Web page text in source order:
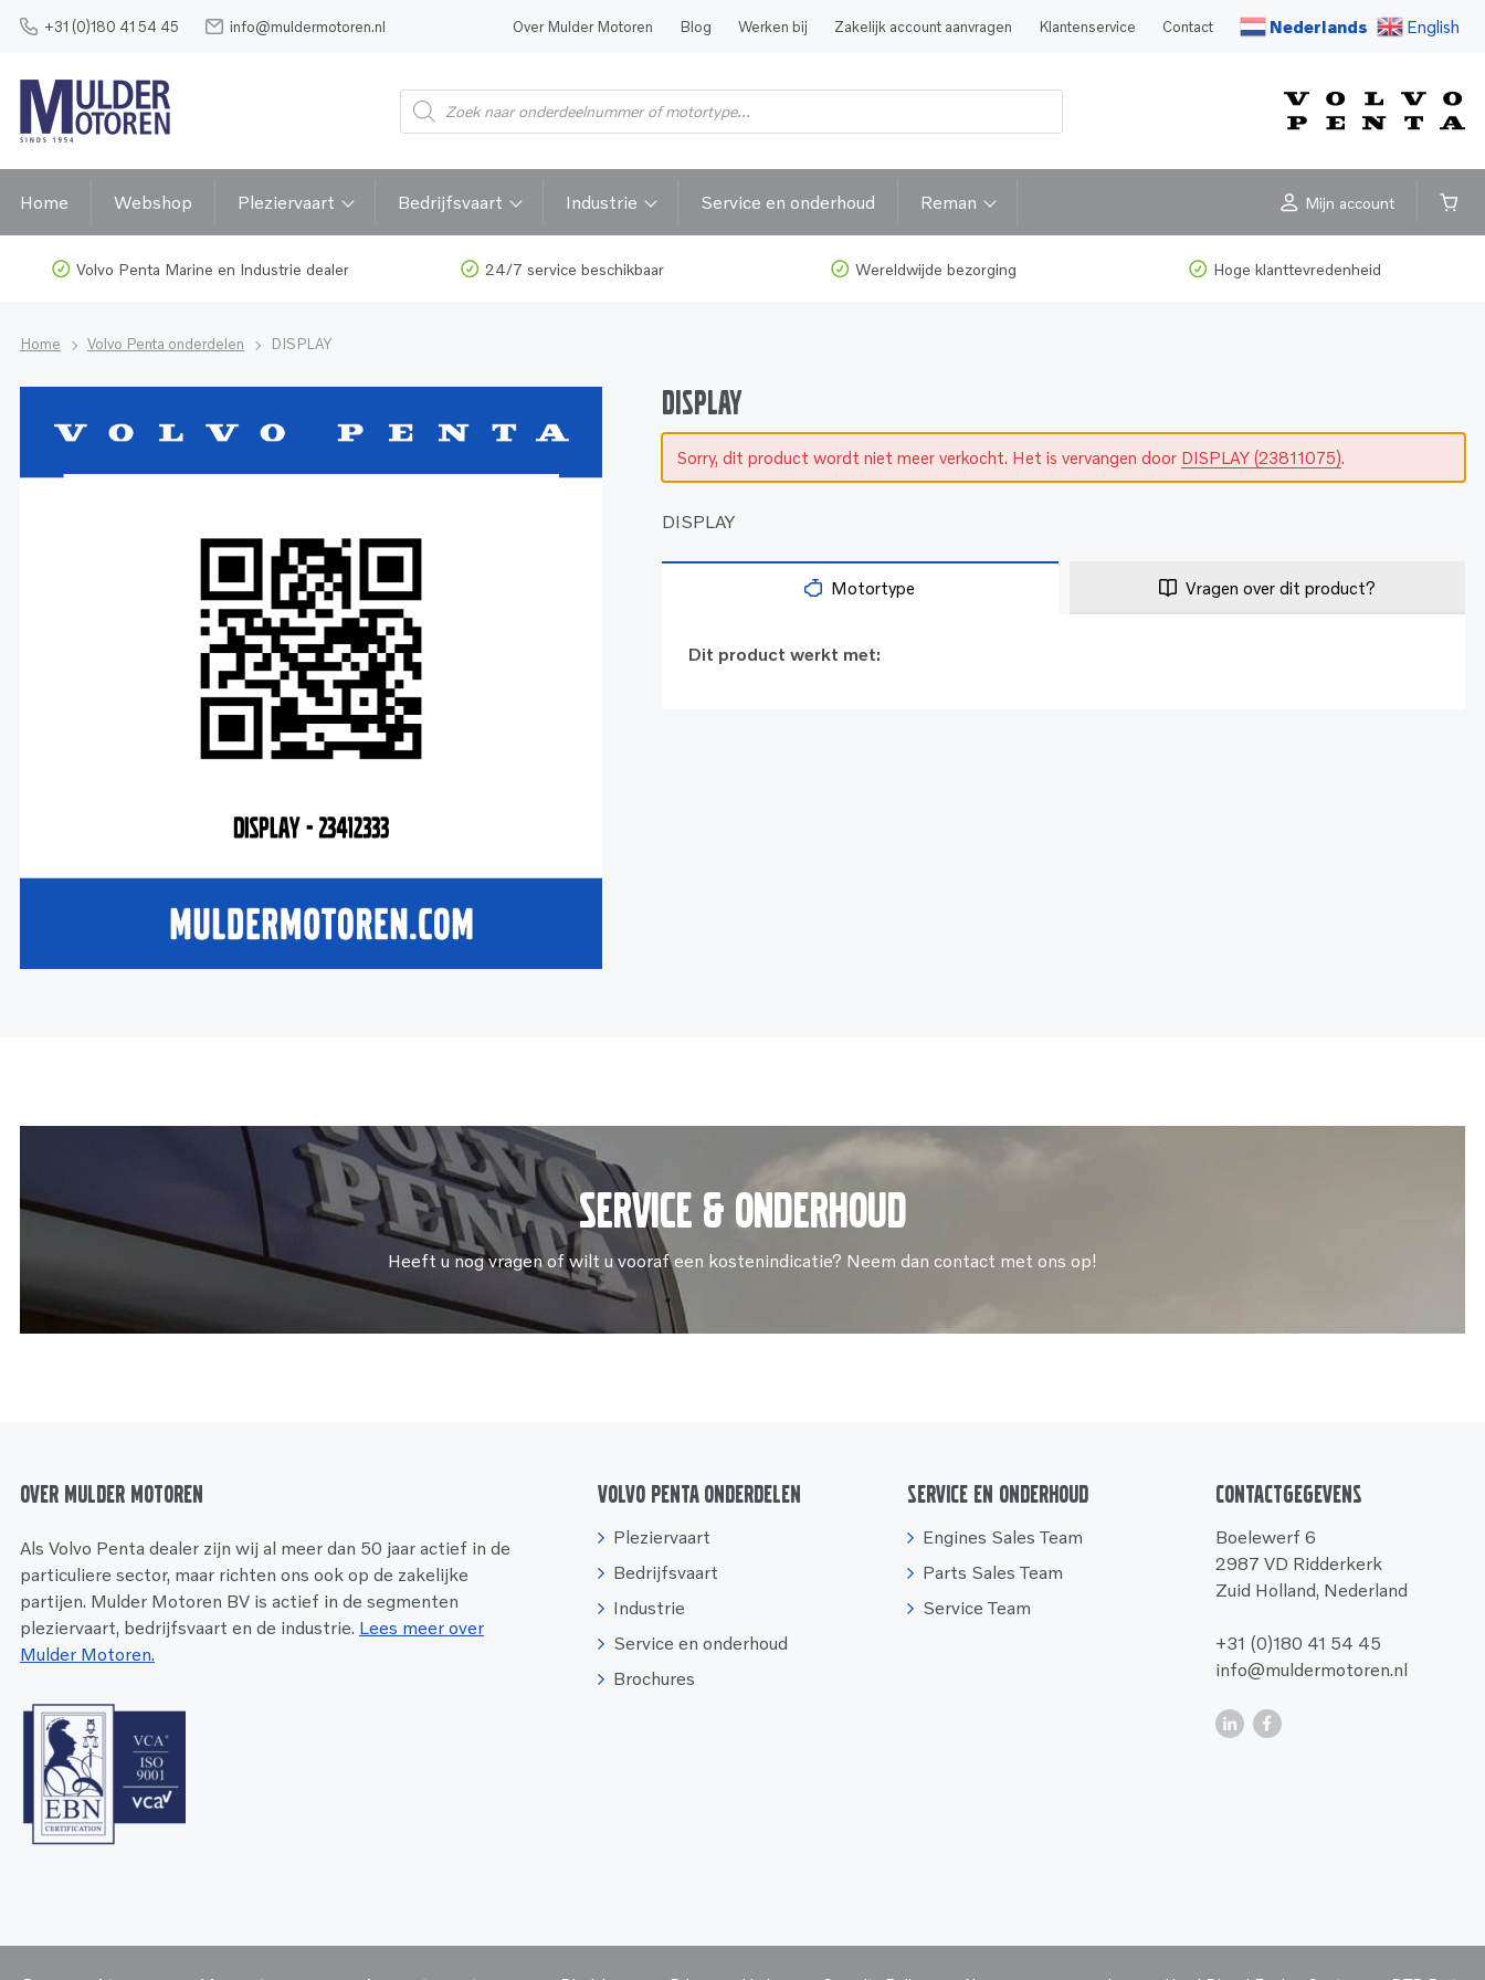
+31 (0)180 41 54 45 info@muldermotoren.nl Over Mulder Motoren Blog Werken bij Zakelijk account aanvragen Klantenservice Contact Nederlands English
Home Webshop Pleziervaart Bedrijfsvaart Industrie Service en onderhoud Reman Mijn account
Volvo Penta Marine en Industrie dealer 24/7 service beschikbaar Wereldwijde bezorging Hoge klanttevredenheid
Home Volvo Penta onderdelen DISPLAY
DISPLAY
Sorry, dit product wordt niet meer verkocht. Het is vervangen door DISPLAY (23811075).
DISPLAY
Motortype Vragen over dit product?
Dit product werkt met:
Service & onderhoud
Heeft u nog vragen of wilt u vooraf een kostenindicatie? Neem dan contact met ons op!
Over Mulder Motoren
Als Volvo Penta dealer zijn wij al meer dan 50 jaar actief in de
particuliere sector, maar richten ons ook op de zakelijke
partijen. Mulder Motoren BV is actief in de segmenten
pleziervaart, bedrijfsvaart en de industrie. Lees meer over
Mulder Motoren.
Volvo Penta onderdelen
Pleziervaart
Bedrijfsvaart
Industrie
Service en onderhoud
Brochures
Service en onderhoud
Engines Sales Team
Parts Sales Team
Service Team
Contactgegevens
Boelewerf 6
2987 VD Ridderkerk
Zuid Holland, Nederland
+31 (0)180 41 54 45
info@muldermotoren.nl